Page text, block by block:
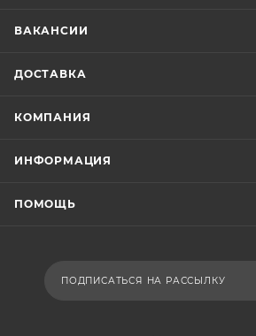
ВАКАНСИИ
ДОСТАВКА
КОМПАНИЯ
ИНФОРМАЦИЯ
ПОМОЩЬ
ПОДПИСАТЬСЯ НА РАССЫЛКУ